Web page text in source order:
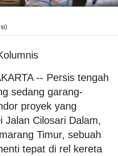
-- Persis tengah
sedang garang-
proyek yang
Jalan Cilosari Dalam,
Timur, sebuah
tepat di rel kereta